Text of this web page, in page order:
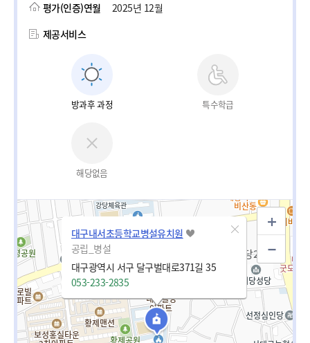
평가(인증)연월
2025년 12월
제공서비스
방과후 과정 특수학급
해당없음
대구내서초등학교병설유치원
공립_병설
대구광역시 서구 달구벌대로371길 35
053-233-2835